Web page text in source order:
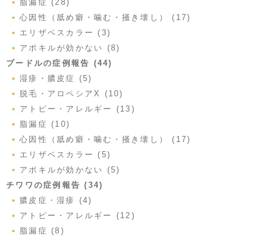
脂漏症 (28)
心因性（舐め癖・噛む・掻き壊し） (17)
エリザベスカラー (3)
アポキルが効かない (8)
プードルの症例報告 (44)
湿疹・膿皮症 (5)
脱毛・アロペシアX (10)
アトピー・アレルギー (13)
脂漏症 (10)
心因性（舐め癖・噛む・掻き壊し） (17)
エリザベスカラー (5)
アポキルが効かない (5)
チワワの症例報告 (34)
膿皮症・湿疹 (4)
アトピー・アレルギー (12)
脂漏症 (8)